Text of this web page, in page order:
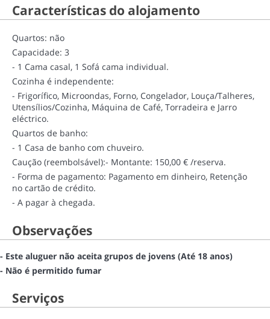
Características do alojamento
Quartos: não
Capacidade: 3
- 1 Cama casal, 1 Sofá cama individual.
Cozinha é independente:
- Frigorífico, Microondas, Forno, Congelador, Louça/Talheres,
Utensílios/Cozinha, Máquina de Café, Torradeira e Jarro
eléctrico.
Quartos de banho:
- 1 Casa de banho com chuveiro.
Caução (reembolsável):- Montante: 150,00 € /reserva.
- Forma de pagamento: Pagamento em dinheiro, Retenção
no cartão de crédito.
- A pagar à chegada.
Observações
- Este aluguer não aceita grupos de jovens (Até 18 anos)
- Não é permitido fumar
Serviços